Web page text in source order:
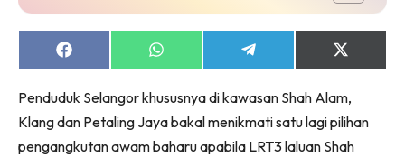
Share
on
Share
on
Share
on
Share
on
(Twitter)
Penduduk Selangor khususnya di kawasan Shah Alam,
Klang dan Petaling Jaya bakal menikmati satu lagi pilihan
pengangkutan awam baharu apabila LRT3 laluan Shah